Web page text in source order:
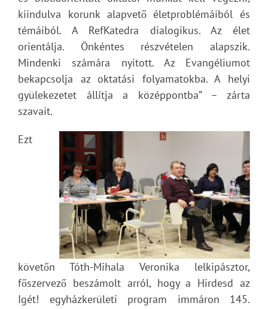
kiindulva korunk alapvető életproblémáiból és
témáiból. A RefKatedra dialogikus. Az élet
orientálja. Önkéntes részvételen alapszik.
Mindenki számára nyitott. Az Evangéliumot
bekapcsolja az oktatási folyamatokba. A helyi
gyülekezetet állítja a középpontba” – zárta
szavait.
Ezt
követőn Tóth-Mihala Veronika lelkipásztor,
főszervező beszámolt arról, hogy a Hirdesd az
Igét! egyházkerületi program immáron 145.